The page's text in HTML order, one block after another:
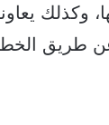
وكذلك
طريق